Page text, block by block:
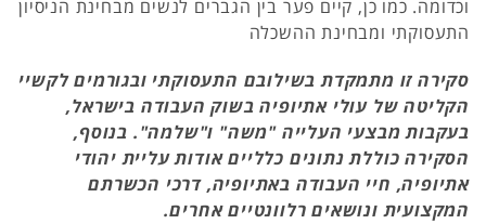
וכדומה. כמו כן, קיים פער בין הגברים לנשים מבחינת הניסיון
התעסוקתי ומבחינת ההשכלה
סקירה זו מתמקדת בשילובם התעסוקתי ובגורמים לקשיי
הקליטה של עולי אתיופיה בשוק העבודה בישראל,
בעקבות מבצעי העלייה "משה" ו"שלמה". בנוסף,
הסקירה כוללת נתונים כלליים אודות עליית יהודי
אתיופיה, חיי העבודה באתיופיה, דרכי הכשרתם
המקצועית ונושאים רלוונטיים אחרים.